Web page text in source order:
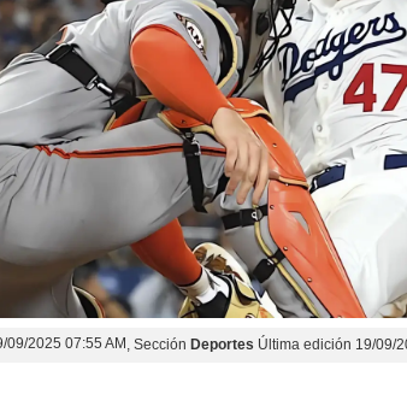
09/2025 07:55 AM , Sección Deportes Última edición 19/09/